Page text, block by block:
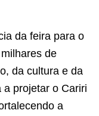
da feira para o
de
da cultura e da
projetar o Cariri
a